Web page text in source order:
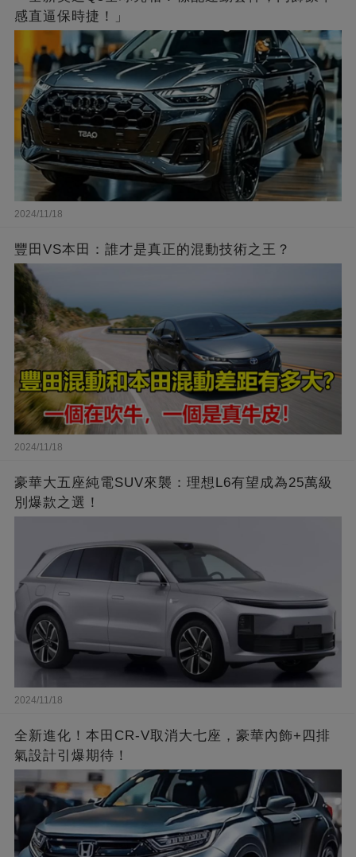
感直逼保時捷！」
2024/11/18
豐田VS本田：誰才是真正的混動技術之王？
2024/11/18
豪華大五座純電SUV來襲：理想L6有望成為25萬級
別爆款之選！
2024/11/18
全新進化！本田CR-V取消大七座，豪華內飾+四排
氣設計引爆期待！